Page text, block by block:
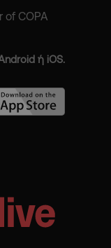
of COPA
ή iOS.